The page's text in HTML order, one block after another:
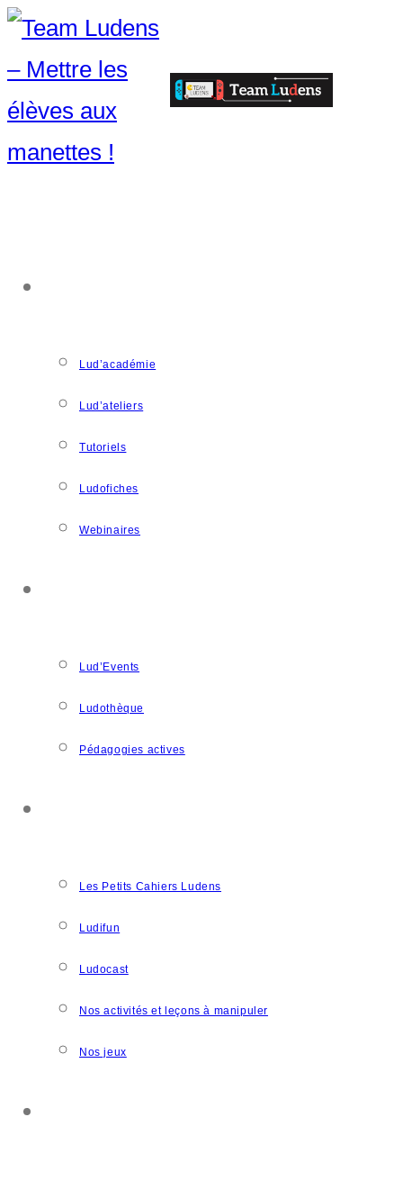
Lud’académie
Lud’ateliers
Tutoriels
Ludofiches
Webinaires
Lud’Events
Ludothèque
Pédagogies actives
Les Petits Cahiers Ludens
Ludifun
Ludocast
Nos activités et leçons à manipuler
Nos jeux